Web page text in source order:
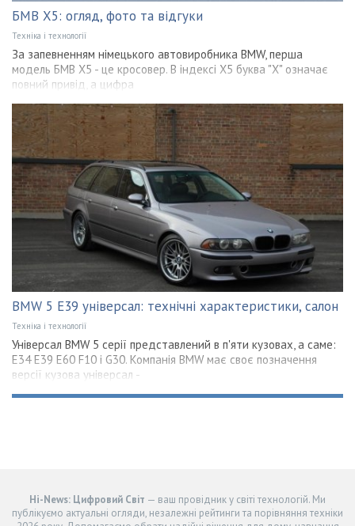
БМВ Х5: огляд, фото та відгуки
Техніка і технології
За запевненням німецького автовиробника BMW, перша
модель БМВ Х5 - це кросовер. В індексі Х5 буква "Х" означає
повний привід, а цифра
BMW 5 E39 універсал: технічні характеристики, салон
Техніка і технології
Універсал BMW 5 серії представлений в п'яти кузовах, а саме:
Е34 Е39 Е60 F10 і G30. Компанія BMW має своє позначення
версії кузова універсал -
Hi-News: Цифровий Світ — ваш провідник у світі технологій. Ми
публікуємо актуальні огляди, незалежні рейтинги та порівняння техніки